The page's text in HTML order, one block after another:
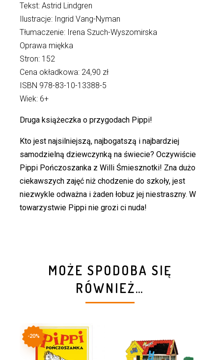
Tekst: Astrid Lindgren
Ilustracje: Ingrid Vang-Nyman
Tłumaczenie: Irena Szuch-Wyszomirska
Oprawa miękka
Stron: 152
Cena okładkowa: 24,90 zł
ISBN 978-83-10-13388-5
Wiek: 6+
Druga książeczka o przygodach Pippi!
Kto jest najsilniejszą, najbogatszą i najbardziej
samodzielną dziewczynką na świecie? Oczywiście
Pippi Pończoszanka z Willi Śmiesznotki! Zna dużo
ciekawszych zajęć niż chodzenie do szkoły, jest
niezwykle odważna i żaden łobuz jej niestraszny. W
towarzystwie Pippi nie grozi ci nuda!
MOŻE SPODOBA SIĘ
RÓWNIEŻ…
-20%